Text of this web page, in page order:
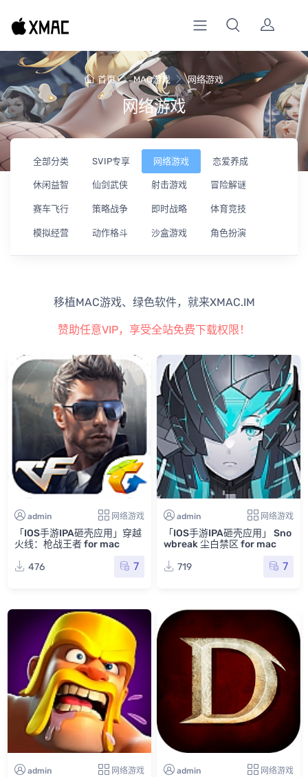
首页 MAC游戏 网络游戏
网络游戏
全部分类 SVIP专享 网络游戏 恋爱养成
休闲益智 仙剑武侠 射击游戏 冒险解谜
赛车飞行 策略战争 即时战略 体育竞技
模拟经营 动作格斗 沙盒游戏 角色扮演
移植MAC游戏、绿色软件，就来XMAC.IM
赞助任意VIP，享受全站免费下载权限！
admin 网络游戏
「IOS手游IPA砸壳应用」穿越
火线：枪战王者 for mac
476
7
admin 网络游戏
「IOS手游IPA砸壳应用」 Sno
wbreak 尘白禁区 for mac
719
7
admin 网络游戏 admin 网络游戏